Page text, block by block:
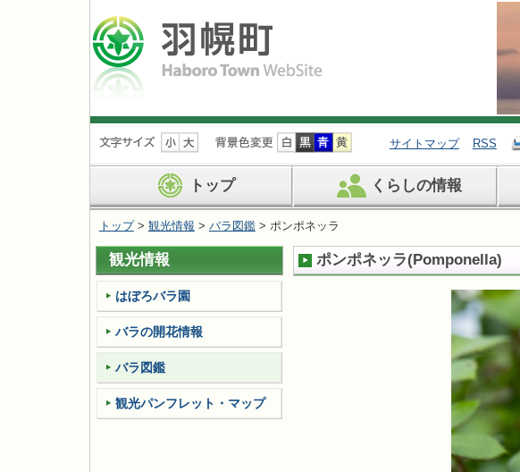
ナ
ビ
ョ
ン
を
飛
ば
す
サイトマップ RSS
トップ くらしの情報
トップ> 観光情報 > バラ図鑑> ポンポネッラ
ポンポネッラ(Pomponella)
観光情報
はぼろバラ園
バラの開花情報
バラ図鑑
観光パンフレット・マップ